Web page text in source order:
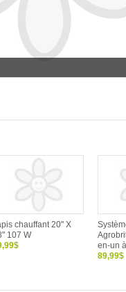
chauffant 20" X
107 W
en-un
89,99$